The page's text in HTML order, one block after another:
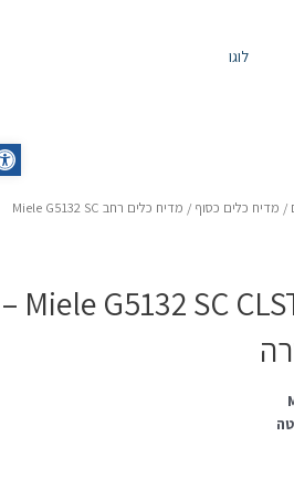
מדיח כלים כסוף
/ מדיח כלים רחב Miele G5132 SC
מדיח כלים רחב Miele G5132 SC CLST –